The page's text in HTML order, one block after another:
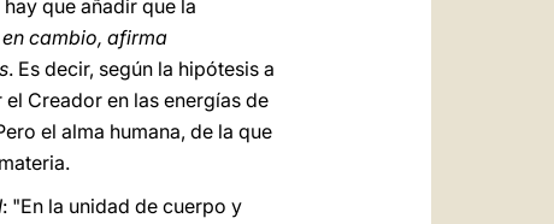
que añadir que la
cambio, afirma
. Es decir, según la hipótesis a
Creador en las energías de
el alma humana, de la que
: "En la unidad de cuerpo y